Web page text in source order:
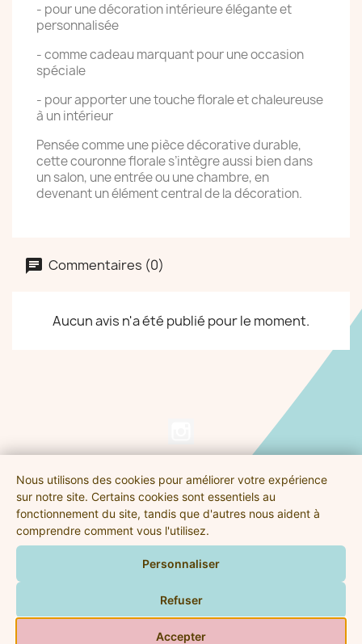
- pour une décoration intérieure élégante et
personnalisée
- comme cadeau marquant pour une occasion
spéciale
- pour apporter une touche florale et chaleureuse
à un intérieur
Pensée comme une pièce décorative durable,
cette couronne florale s’intègre aussi bien dans
un salon, une entrée ou une chambre, en
devenant un élément central de la décoration.
Commentaires (0)
Aucun avis n'a été publié pour le moment.
Nous utilisons des cookies pour améliorer votre expérience
sur notre site. Certains cookies sont essentiels au
fonctionnement du site, tandis que d'autres nous aident à
comprendre comment vous l'utilisez.
Personnaliser
Refuser
Accepter
NOS PRODUITS
PRÉNOMSENBOIS.FR
VOTRE COMPTE 
INFORMATIONS keyboard_arrow_down